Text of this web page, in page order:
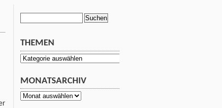
THEMEN
Themen
MONATSARCHIV
Monatsarchiv